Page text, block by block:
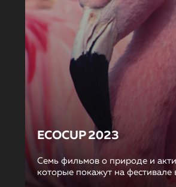
ECOCUP 2023
Семь фильмов о природе и
которые покажут на фестивале